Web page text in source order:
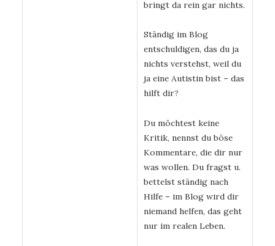
bringt da rein gar nichts.
Ständig im Blog
entschuldigen, das du ja
nichts verstehst, weil du
ja eine Autistin bist – das
hilft dir?
Du möchtest keine
Kritik, nennst du böse
Kommentare, die dir nur
was wollen. Du fragst u.
bettelst ständig nach
Hilfe – im Blog wird dir
niemand helfen, das geht
nur im realen Leben.